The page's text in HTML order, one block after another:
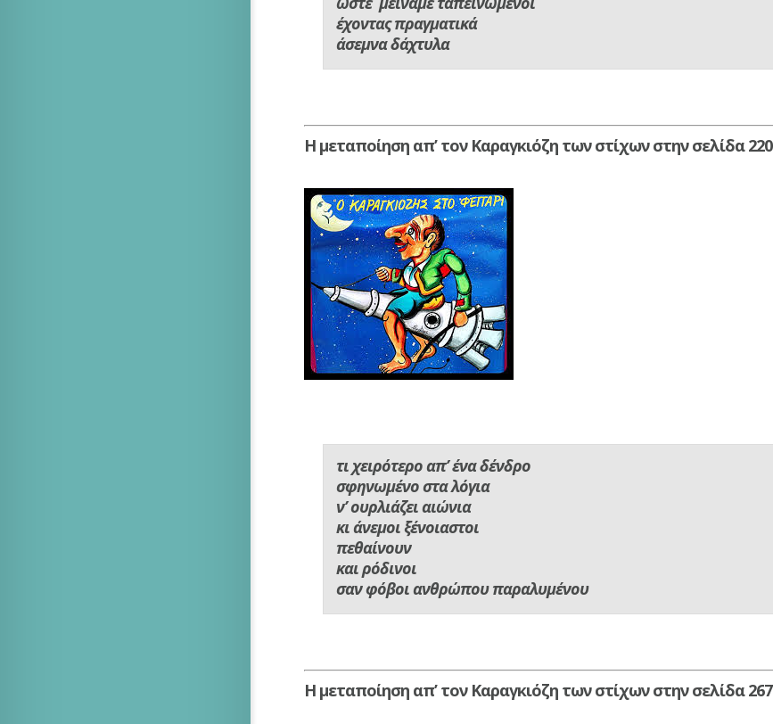
έχοντας πραγματικά
άσεμνα δάχτυλα
Η μεταποίηση απ’ τον Καραγκιόζη των στίχων στην σελίδα 220
τι χειρότερο απ’ ένα δένδρο
σφηνωμένο στα λόγια
ν’ ουρλιάζει αιώνια
κι άνεμοι ξένοιαστοι
πεθαίνουν
και ρόδινοι
σαν φόβοι ανθρώπου παραλυμένου
Η μεταποίηση απ’ τον Καραγκιόζη των στίχων στην σελίδα 267